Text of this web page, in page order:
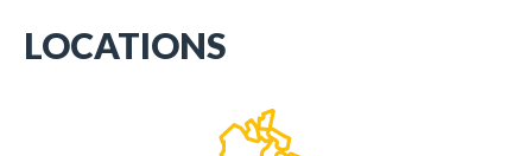
LOCATIONS